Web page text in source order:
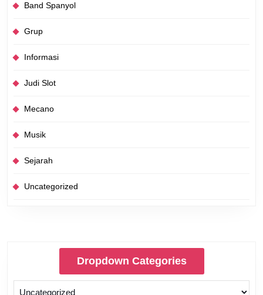
Band Spanyol
Grup
Informasi
Judi Slot
Mecano
Musik
Sejarah
Uncategorized
Dropdown Categories